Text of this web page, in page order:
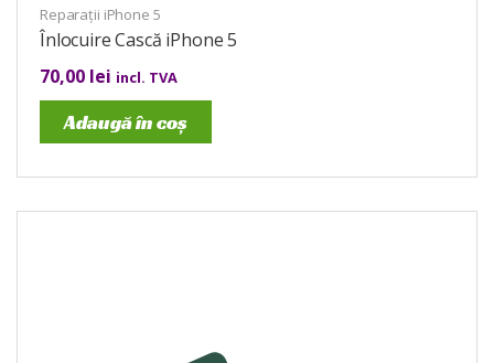
Reparații iPhone 5
Înlocuire Cască iPhone 5
70,00 lei incl. TVA
Adaugă în coș